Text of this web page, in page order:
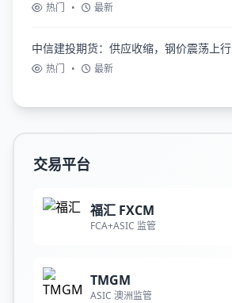
热门 • 最新
中信建投期货：供应收缩，钢价震荡上行
热门 • 最新
交易平台
福汇 FXCM
FCA+ASIC 监管
TMGM
ASIC 澳洲监管